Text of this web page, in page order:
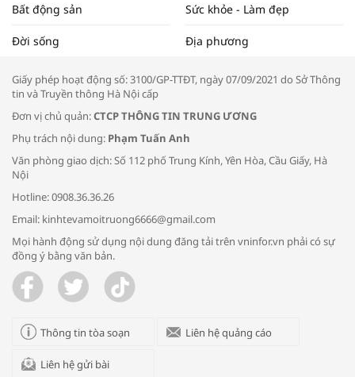
Tọa đàm “Xúc tiến thương mại: Khơi
Bác sĩ tư vấn cách phòng tránh bệnh
đường hô hấp trong thời tiết giao mùa
Trao yêu thương cho em
Bất động sản Sức khỏe - Làm đẹp
Đời sống Địa phương
Giấy phép hoạt động số: 3100/GP-TTĐT, ngày 07/09/2021 do Sở Thông
tin và Truyền thông Hà Nội cấp
Đơn vị chủ quản:CTCP THÔNG TIN TRUNG ƯƠNG
Phụ trách nội dung: Phạm Tuấn Anh
Văn phòng giao dịch: Số 112 phố Trung Kính, Yên Hòa, Cầu Giấy, Hà
Nội
Hotline: 0908.36.36.26
Email: kinhtevamoitruong6666@gmail.com
Mọi hành động sử dụng nội dung đăng tải trên vninfor.vn phải có sự
đồng ý bằng văn bản.
Thông tin tòa soạn Liên hệ quảng cáo
Liên hệ gửi bài